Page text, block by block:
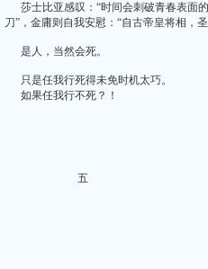
莎士比亚感叹：“时间会刺破青春表面
刀”，金庸则自我安慰：“自古帝皇将相，
是人，当然会死。
只是任我行死得未免时机太巧。
如果任我行不死？！
五